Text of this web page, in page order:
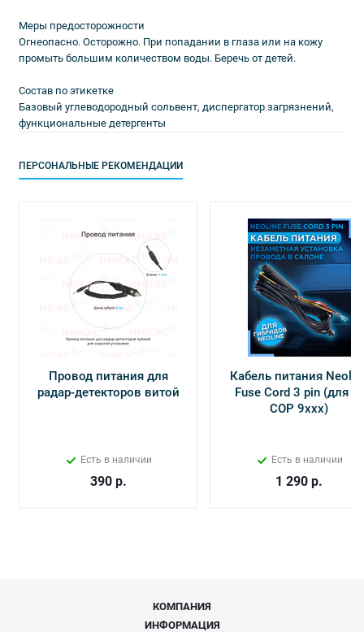
Меры предосторожности
Огнеопасно. Осторожно. При попадании в глаза или на кожу
промыть большим количеством воды. Беречь от детей.
Состав по этикетке
Базовый углеводородный сольвент, диспергатор загрязнений,
функциональные детергенты
ПЕРСОНАЛЬНЫЕ РЕКОМЕНДАЦИИ
Провод питания для
радар-детекторов витой
Есть в наличии
390р.
Кабель питания
Fuse Cord 3 pin (для Х-
СОР 9ххх)
Есть в наличии
1 290 р.
КОМПАНИЯ
ИНФОРМАЦИЯ